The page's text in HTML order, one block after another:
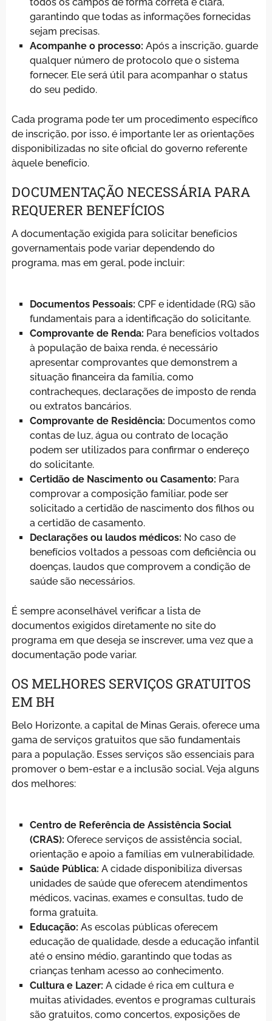
garantindo que todas as informações fornecidas
sejam precisas.
Acompanhe o processo: Após a inscrição, guarde
qualquer número de protocolo que o sistema
fornecer. Ele será útil para acompanhar o status
do seu pedido.
Cada programa pode ter um procedimento específico
de inscrição, por isso, é importante ler as orientações
disponibilizadas no site oficial do governo referente
àquele benefício.
DOCUMENTAÇÃO NECESSÁRIA PARA
REQUERER BENEFÍCIOS
A documentação exigida para solicitar benefícios
governamentais pode variar dependendo do
programa, mas em geral, pode incluir:
Documentos Pessoais: CPF e identidade (RG) são
fundamentais para a identificação do solicitante.
Comprovante de Renda: Para benefícios voltados
à população de baixa renda, é necessário
apresentar comprovantes que demonstrem a
situação financeira da família, como
contracheques, declarações de imposto de renda
ou extratos bancários.
Comprovante de Residência: Documentos como
contas de luz, água ou contrato de locação
podem ser utilizados para confirmar o endereço
do solicitante.
Certidão de Nascimento ou Casamento: Para
comprovar a composição familiar, pode ser
solicitado a certidão de nascimento dos filhos ou
a certidão de casamento.
Declarações ou laudos médicos: No caso de
benefícios voltados a pessoas com deficiência ou
doenças, laudos que comprovem a condição de
saúde são necessários.
É sempre aconselhável verificar a lista de
documentos exigidos diretamente no site do
programa em que deseja se inscrever, uma vez que a
documentação pode variar.
OS MELHORES SERVIÇOS GRATUITOS
EM BH
Belo Horizonte, a capital de Minas Gerais, oferece uma
gama de serviços gratuitos que são fundamentais
para a população. Esses serviços são essenciais para
promover o bem-estar e a inclusão social. Veja alguns
dos melhores:
Centro de Referência de Assistência Social
(CRAS): Oferece serviços de assistência social,
orientação e apoio a famílias em vulnerabilidade.
Saúde Pública: A cidade disponibiliza diversas
unidades de saúde que oferecem atendimentos
médicos, vacinas, exames e consultas, tudo de
forma gratuita.
Educação: As escolas públicas oferecem
educação de qualidade, desde a educação infantil
até o ensino médio, garantindo que todas as
crianças tenham acesso ao conhecimento.
Cultura e Lazer: A cidade é rica em cultura e
muitas atividades, eventos e programas culturais
são gratuitos, como concertos, exposições de